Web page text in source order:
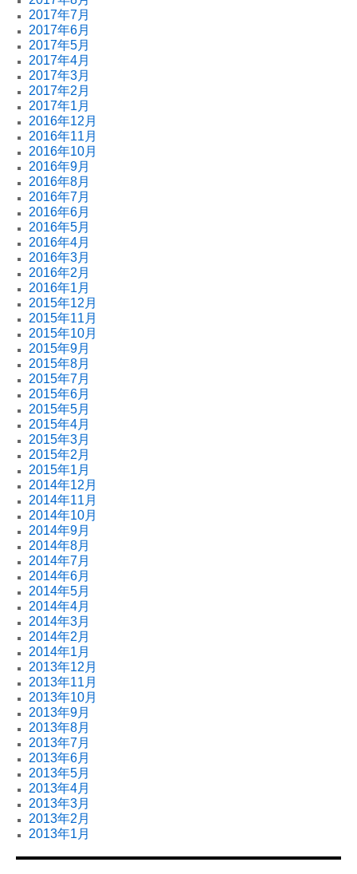
2017年7月
2017年6月
2017年5月
2017年4月
2017年3月
2017年2月
2017年1月
2016年12月
2016年11月
2016年10月
2016年9月
2016年8月
2016年7月
2016年6月
2016年5月
2016年4月
2016年3月
2016年2月
2016年1月
2015年12月
2015年11月
2015年10月
2015年9月
2015年8月
2015年7月
2015年6月
2015年5月
2015年4月
2015年3月
2015年2月
2015年1月
2014年12月
2014年11月
2014年10月
2014年9月
2014年8月
2014年7月
2014年6月
2014年5月
2014年4月
2014年3月
2014年2月
2014年1月
2013年12月
2013年11月
2013年10月
2013年9月
2013年8月
2013年7月
2013年6月
2013年5月
2013年4月
2013年3月
2013年2月
2013年1月